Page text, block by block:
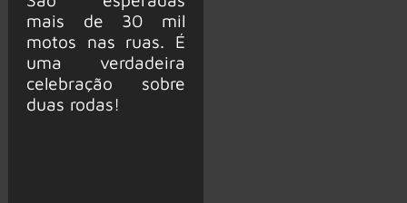
mais de 30 mil
motos nas ruas. É
uma verdadeira
celebração sobre
duas rodas!